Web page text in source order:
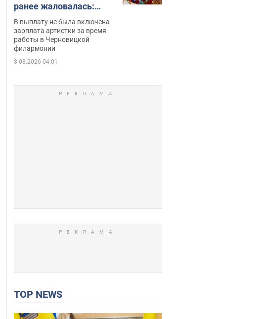
ранее жаловалась:
сколько получала
певица
В выплату не была включена
зарплата артистки за время
работы в Черновицкой
филармонии
8.08.2026 04:01
TOP NEWS